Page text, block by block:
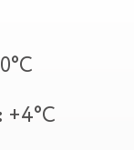
0°С
+4°С